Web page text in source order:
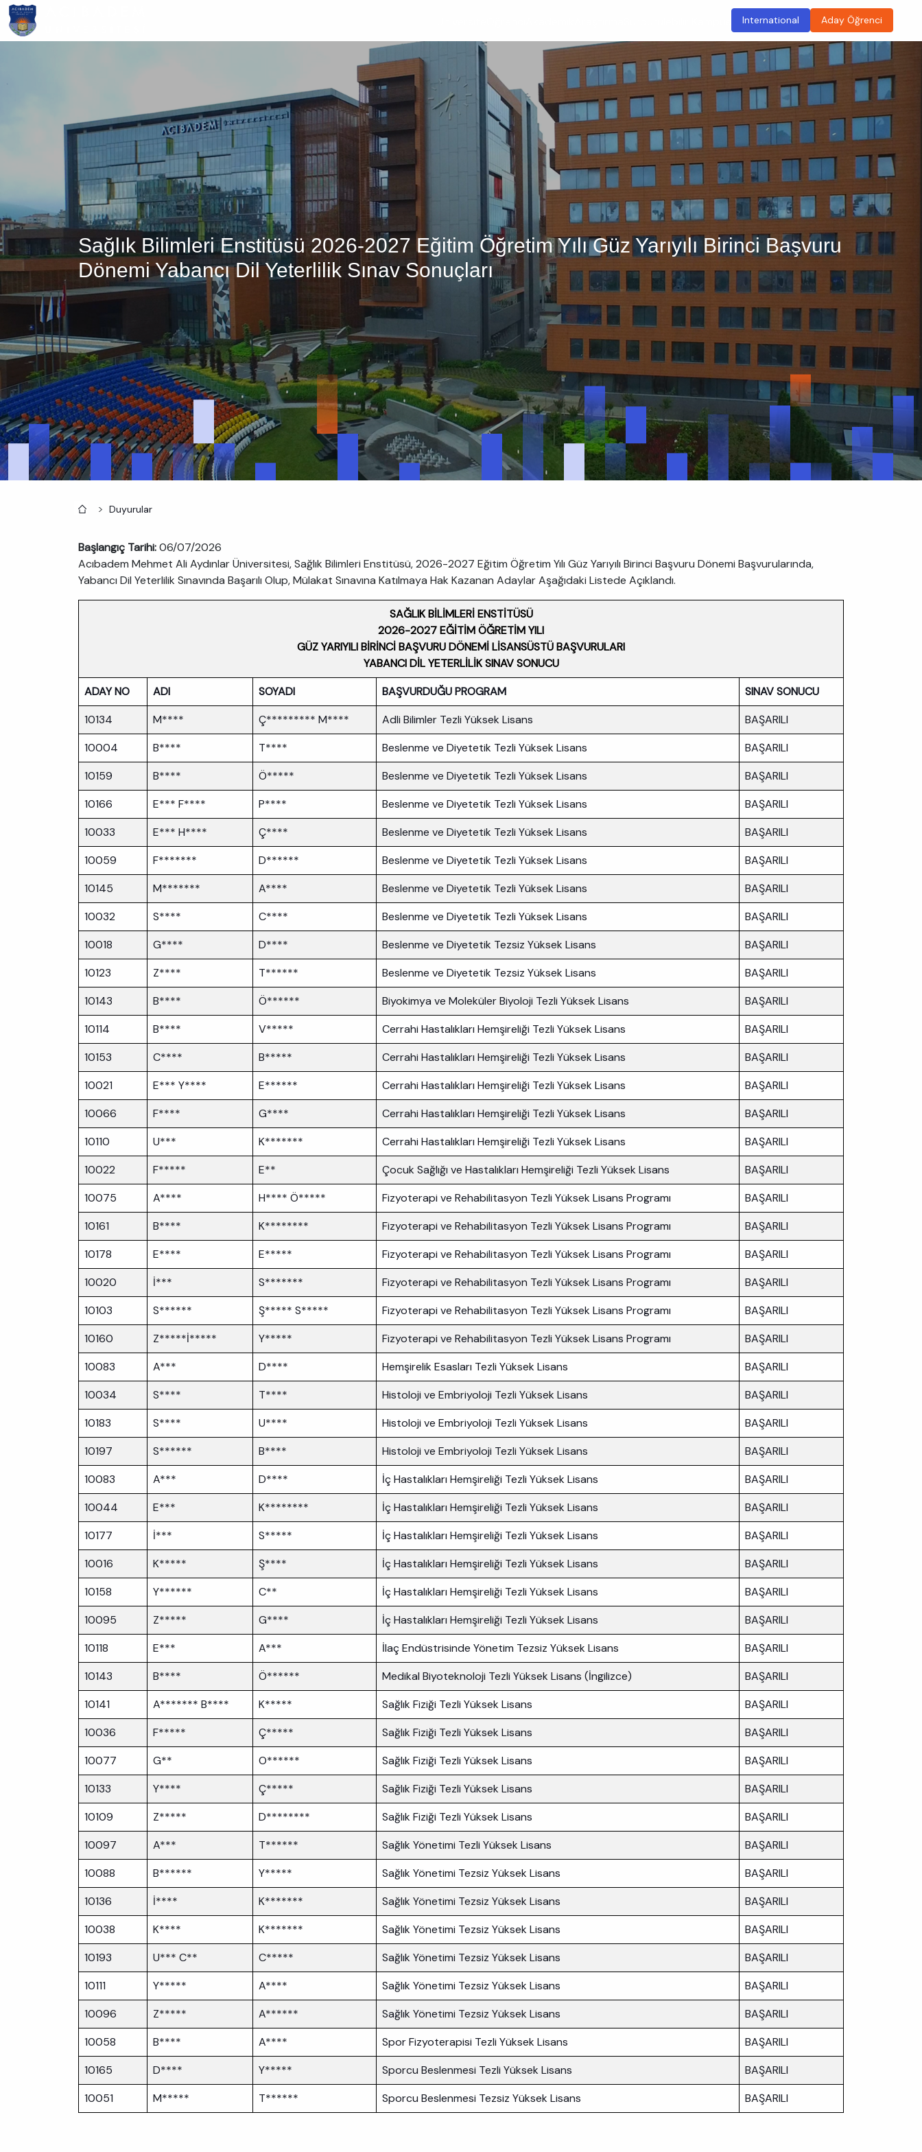
Ana
içeriğe
atla
International Aday Öğrenci
Sağlık Bilimleri Enstitüsü 2026-2027 Eğitim Öğretim Yılı Güz Yarıyılı Birinci Başvuru
Dönemi Yabancı Dil Yeterlilik Sınav Sonuçları
AnasayfaDuyurular
Başlangıç Tarihi:06/07/2026
Acıbadem Mehmet Ali Aydınlar Üniversitesi, Sağlık Bilimleri Enstitüsü, 2026-2027 Eğitim Öğretim Yılı Güz Yarıyılı Birinci Başvuru Dönemi Başvurularında,
Yabancı Dil Yeterlilik Sınavında Başarılı Olup, Mülakat Sınavına Katılmaya Hak Kazanan Adaylar Aşağıdaki Listede Açıklandı.
SAĞLIK BİLİMLERİ ENSTİTÜSÜ
2026-2027 EĞİTİM ÖĞRETİM YILI
GÜZ YARIYILI BİRİNCİ BAŞVURU DÖNEMİ LİSANSÜSTÜ BAŞVURULARI
YABANCI DİL YETERLİLİK SINAV SONUCU
ADAY NO
ADI SOYADI BAŞVURDUĞU PROGRAM
SINAV SONUCU
10134
M**** Ç********* M**** Adli Bilimler Tezli Yüksek Lisans
BAŞARILI
10004
B**** T**** Beslenme ve Diyetetik Tezli Yüksek Lisans
BAŞARILI
10159
B**** Ö***** Beslenme ve Diyetetik Tezli Yüksek Lisans
BAŞARILI
10166
E*** F**** P**** Beslenme ve Diyetetik Tezli Yüksek Lisans
BAŞARILI
10033
E*** H**** Ç**** Beslenme ve Diyetetik Tezli Yüksek Lisans
BAŞARILI
10059
F******* D****** Beslenme ve Diyetetik Tezli Yüksek Lisans
BAŞARILI
10145
M******* A**** Beslenme ve Diyetetik Tezli Yüksek Lisans
BAŞARILI
10032
S**** C**** Beslenme ve Diyetetik Tezli Yüksek Lisans
BAŞARILI
10018
G**** D**** Beslenme ve Diyetetik Tezsiz Yüksek Lisans
BAŞARILI
10123
Z**** T****** Beslenme ve Diyetetik Tezsiz Yüksek Lisans
BAŞARILI
10143
B**** Ö****** Biyokimya ve Moleküler Biyoloji Tezli Yüksek Lisans
BAŞARILI
10114
B**** V***** Cerrahi Hastalıkları Hemşireliği Tezli Yüksek Lisans
BAŞARILI
10153
C**** B***** Cerrahi Hastalıkları Hemşireliği Tezli Yüksek Lisans
BAŞARILI
10021
E*** Y**** E****** Cerrahi Hastalıkları Hemşireliği Tezli Yüksek Lisans
BAŞARILI
10066
F**** G**** Cerrahi Hastalıkları Hemşireliği Tezli Yüksek Lisans
BAŞARILI
10110
U*** K******* Cerrahi Hastalıkları Hemşireliği Tezli Yüksek Lisans
BAŞARILI
10022
F***** E** Çocuk Sağlığı ve Hastalıkları Hemşireliği Tezli Yüksek Lisans
BAŞARILI
10075
A**** H**** Ö***** Fizyoterapi ve Rehabilitasyon Tezli Yüksek Lisans Programı
BAŞARILI
10161
B**** K******** Fizyoterapi ve Rehabilitasyon Tezli Yüksek Lisans Programı
BAŞARILI
10178
E**** E***** Fizyoterapi ve Rehabilitasyon Tezli Yüksek Lisans Programı
BAŞARILI
10020
İ*** S******* Fizyoterapi ve Rehabilitasyon Tezli Yüksek Lisans Programı
BAŞARILI
10103
S****** Ş***** S***** Fizyoterapi ve Rehabilitasyon Tezli Yüksek Lisans Programı
BAŞARILI
10160
Z*****İ***** Y***** Fizyoterapi ve Rehabilitasyon Tezli Yüksek Lisans Programı
BAŞARILI
10083
A*** D**** Hemşirelik Esasları Tezli Yüksek Lisans
BAŞARILI
10034
S**** T**** Histoloji ve Embriyoloji Tezli Yüksek Lisans
BAŞARILI
10183
S**** U**** Histoloji ve Embriyoloji Tezli Yüksek Lisans
BAŞARILI
10197
S****** B**** Histoloji ve Embriyoloji Tezli Yüksek Lisans
BAŞARILI
10083
A*** D**** İç Hastalıkları Hemşireliği Tezli Yüksek Lisans
BAŞARILI
10044
E*** K******** İç Hastalıkları Hemşireliği Tezli Yüksek Lisans
BAŞARILI
10177
İ*** S***** İç Hastalıkları Hemşireliği Tezli Yüksek Lisans
BAŞARILI
10016
K***** Ş**** İç Hastalıkları Hemşireliği Tezli Yüksek Lisans
BAŞARILI
10158
Y****** C** İç Hastalıkları Hemşireliği Tezli Yüksek Lisans
BAŞARILI
10095
Z***** G**** İç Hastalıkları Hemşireliği Tezli Yüksek Lisans
BAŞARILI
10118
E*** A*** İlaç Endüstrisinde Yönetim Tezsiz Yüksek Lisans
BAŞARILI
10143
B**** Ö****** Medikal Biyoteknoloji Tezli Yüksek Lisans (İngilizce)
BAŞARILI
10141
A******* B**** K***** Sağlık Fiziği Tezli Yüksek Lisans
BAŞARILI
10036
F***** Ç***** Sağlık Fiziği Tezli Yüksek Lisans
BAŞARILI
10077
G** O****** Sağlık Fiziği Tezli Yüksek Lisans
BAŞARILI
10133
Y**** Ç***** Sağlık Fiziği Tezli Yüksek Lisans
BAŞARILI
10109
Z***** D******** Sağlık Fiziği Tezli Yüksek Lisans
BAŞARILI
10097
A*** T****** Sağlık Yönetimi Tezli Yüksek Lisans
BAŞARILI
10088
B****** Y***** Sağlık Yönetimi Tezsiz Yüksek Lisans
BAŞARILI
10136
İ**** K******* Sağlık Yönetimi Tezsiz Yüksek Lisans
BAŞARILI
10038
K**** K******* Sağlık Yönetimi Tezsiz Yüksek Lisans
BAŞARILI
10193
U*** C** C***** Sağlık Yönetimi Tezsiz Yüksek Lisans
BAŞARILI
10111
Y***** A**** Sağlık Yönetimi Tezsiz Yüksek Lisans
BAŞARILI
10096
Z***** A****** Sağlık Yönetimi Tezsiz Yüksek Lisans
BAŞARILI
10058
B**** A**** Spor Fizyoterapisi Tezli Yüksek Lisans
BAŞARILI
10165
D**** Y***** Sporcu Beslenmesi Tezli Yüksek Lisans
BAŞARILI
10051
M***** T****** Sporcu Beslenmesi Tezsiz Yüksek Lisans BAŞARILI